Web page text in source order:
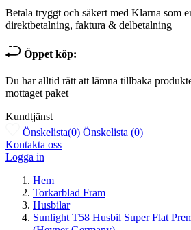
Betala tryggt och säkert med Klarna som
direktbetalning, faktura & delbetalning
Öppet köp:
Du har alltid rätt att lämna tillbaka
mottaget paket
Kundtjänst
Önskelista(0) Önskelista (0)
Kontakta oss
Logga in
Hem
Torkarblad Fram
Husbilar
Sunlight T58 Husbil Super Flat